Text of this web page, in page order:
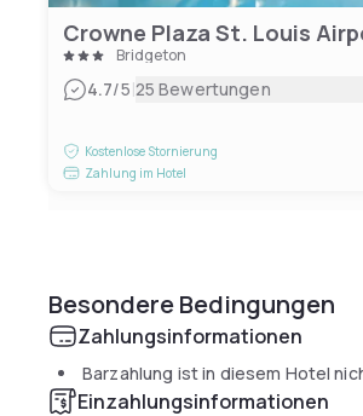
Crowne Plaza St. Louis
Bridgeton
4.7/5|25 Bewertungen
Kostenlose Stornierung
Zahlung im Hotel
Besondere Bedingungen
Zahlungsinformationen
Barzahlung ist in diesem Hotel
Einzahlungsinformationen